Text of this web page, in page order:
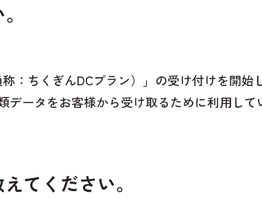
：ちくぎんDCプラン）」の受け付けを開始
ータをお客様から受け取るために利用して
てください。